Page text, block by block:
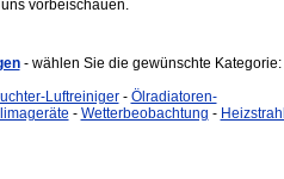
vorbeischauen.
- wählen Sie die gewünschte Kategorie:
Luftreiniger- Ölradiatoren-
- Wetterbeobachtung -